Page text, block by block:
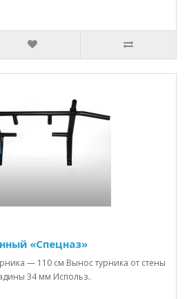
«Спецназ»
— 110 см Вынос турника от стены
34 мм Использ..